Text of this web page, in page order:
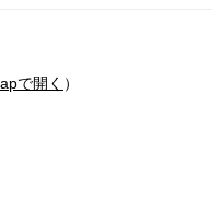
で開く ）